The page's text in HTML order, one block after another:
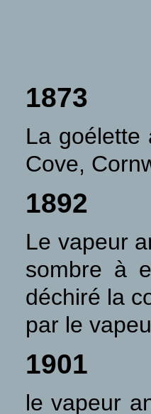
1873
La goélette
Cove,
1892
Le vapeur
sombre à
déchiré la
par le
1901
le vapeur